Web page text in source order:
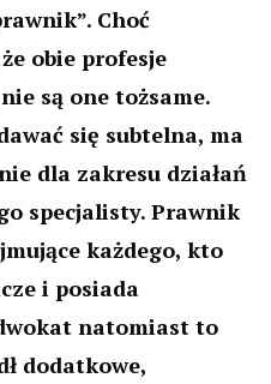
Choć
obie profesje
są one tożsame.
się subtelna, ma
dla zakresu działań
specjalisty. Prawnik
każdego, kto
i posiada
natomiast to
dodatkowe,